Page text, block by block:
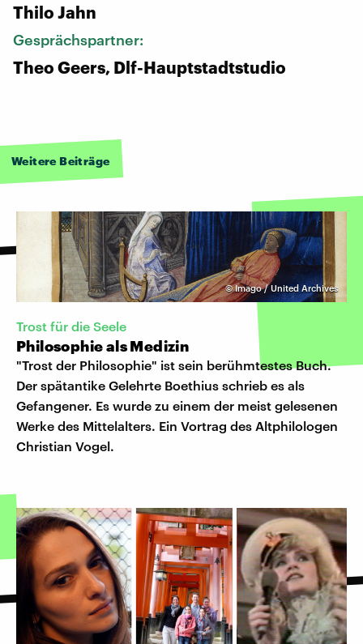
Thilo Jahn
Gesprächspartner:
Theo Geers, Dlf-Hauptstadtstudio
Weitere Beiträge
©Imago / United Archives
Trost für die Seele
Philosophie als Medizin
"Trost der Philosophie" ist sein berühmtestes Buch.
Der spätantike Gelehrte Boethius schrieb es als
Gefangener. Es wurde zu einem der meist gelesenen
Werke des Mittelalters. Ein Vortrag des Altphilologen
Christian Vogel.